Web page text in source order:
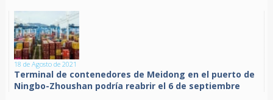
18 de Agosto de 2021
Terminal de contenedores de Meidong en el puerto de
Ningbo-Zhoushan podría reabrir el 6 de septiembre